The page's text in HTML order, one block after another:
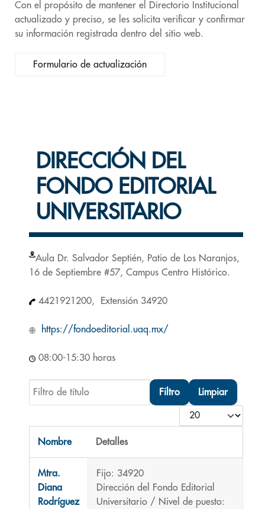
Con el propósito de mantener el Directorio Institucional
actualizado y preciso, se les solicita verificar y confirmar
su información registrada dentro del sitio web.
Formulario de actualización
DIRECCIÓN DEL
FONDO EDITORIAL
UNIVERSITARIO
Aula Dr. Salvador Septién, Patio de Los Naranjos,
16 de Septiembre #57, Campus Centro Histórico.
4421921200, Extensión 34920
https://fondoeditorial.uaq.mx/
08:00-15:30 horas
Filtro de título
Filtro Limpiar
Cantidad
Nombre Detalles
Mtra.
Diana
Rodríguez
Fijo: 34920
Dirección del Fondo Editorial
Universitario / Nivel de puesto: